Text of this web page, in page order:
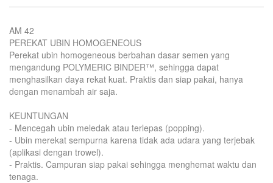
AM 42
PEREKAT UBIN HOMOGENEOUS
Perekat ubin homogeneous berbahan dasar semen yang
mengandung POLYMERIC BINDER™, sehingga dapat
menghasilkan daya rekat kuat. Praktis dan siap pakai, hanya
dengan menambah air saja.
KEUNTUNGAN
- Mencegah ubin meledak atau terlepas (popping).
- Ubin merekat sempurna karena tidak ada udara yang terjebak
(aplikasi dengan trowel).
- Praktis. Campuran siap pakai sehingga menghemat waktu dan
tenaga.